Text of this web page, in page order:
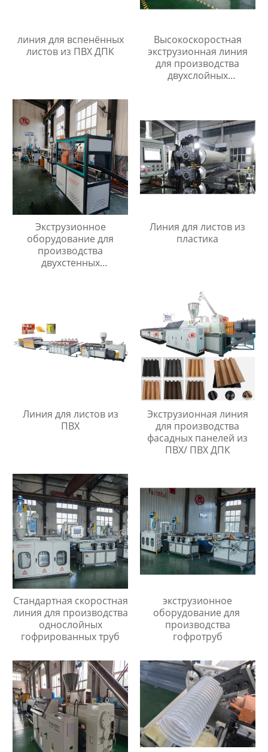
линия для вспенённых
листов из ПВХ ДПК
Высокоскоростная
экструзионная линия
для производства
двухслойных
Экструзионное
оборудование для
производства
двухстенных
Линия для листов из
пластика
Линия для листов из
ПВХ
Экструзионная линия
для производства
фасадных панелей из
ПВХ/ ПВХ ДПК
Стандартная скоростная
линия для производства
однослойных
гофрированных труб
экструзионное
оборудование для
производства
гофротруб